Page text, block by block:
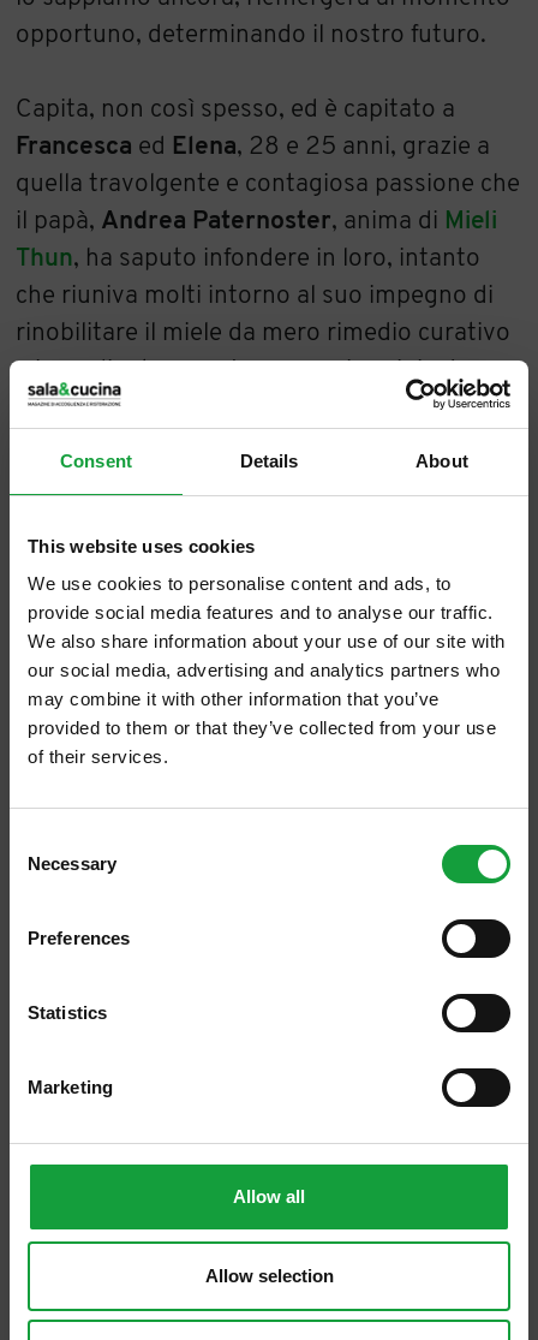
Consent Details About
This website uses cookies
We use cookies to personalise content and ads, to
provide social media features and to analyse our traffic.
We also share information about your use of our site with
our social media, advertising and analytics partners who
may combine it with other information that you’ve
provided to them or that they’ve collected from your use
of their services.
Selection
Necessary
Preferences
Statistics
Marketing
Allow all
Allow selection
opportuno, determinando il nostro futuro.
Capita, non così spesso, ed è capitato a
Francesca ed Elena, 28 e 25 anni, grazie a
quella travolgente e contagiosa passione che
il papà, Andrea Paternoster, anima di Mieli
Thun, ha saputo infondere in loro, intanto
che riuniva molti intorno al suo impegno di
rinobilitare il miele da mero rimedio curativo
Creare un marchio, un brand nel miele, che
l’obiettivo chiaro fin dall’inizio - e peraltro
raggiunto - di Andrea Paternoster.
ISCRIVITI ALLA NEWSLETTER
Resta aggiornato su tutte le ultime novita nel campo